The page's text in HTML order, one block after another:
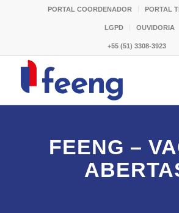
PORTAL COORDENADOR PORTAL
LGPD OUVIDORIA
+55 (51) 3308-3923
FEENG –